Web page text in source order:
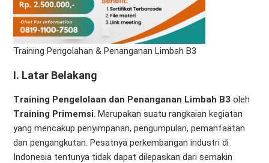
Training Pengolahan & Penanganan Limbah B3
I. Latar Belakang
Training Pengelolaan dan Penanganan Limbah B3 oleh
Training Primemsi . Merupakan suatu rangkaian kegiatan
yang mencakup penyimpanan, pengumpulan, pemanfaatan
dan pengangkutan. Pesatnya perkembangan industri di
Indonesia tentunya tidak dapat dilepaskan dari semakin